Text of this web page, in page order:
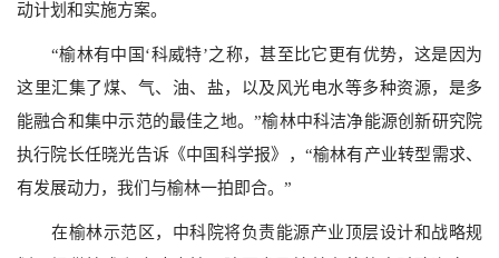
动计划和实施方案。
“榆林有中国‘科威特’之称，甚至比它更有优势，这是因为
这里汇集了煤、气、油、盐，以及风光电水等多种资源，是多
能融合和集中示范的最佳之地。”榆林中科洁净能源创新研究院
执行院长任晓光告诉《中国科学报》，“榆林有产业转型需求、
有发展动力，我们与榆林一拍即合。”
在榆林示范区，中科院将负责能源产业顶层设计和战略规